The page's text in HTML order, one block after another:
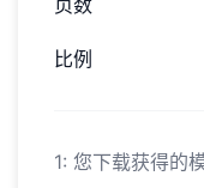
页数
比例
1: 您下载获得的